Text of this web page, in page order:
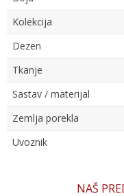
Kolekcija
Dezen
Tkanje
Sastav / materijal
Zemlja porekla
Uvoznik
NAŠ